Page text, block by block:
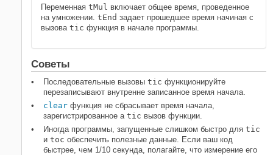
Переменная tMul включает общее время, проведенное
на умножении. tEnd задает прошедшее время начиная с
вызова tic функция в начале программы.
Советы
Последовательные вызовы tic функционируйте
перезаписывают внутренне записанное время начала.
clear функция не сбрасывает время начала,
зарегистрированное a tic вызов функции.
Иногда программы, запущенные слишком быстро для tic
и toc обеспечить полезные данные. Если ваш код
быстрее, чем 1/10 секунда, полагайте, что измерение его